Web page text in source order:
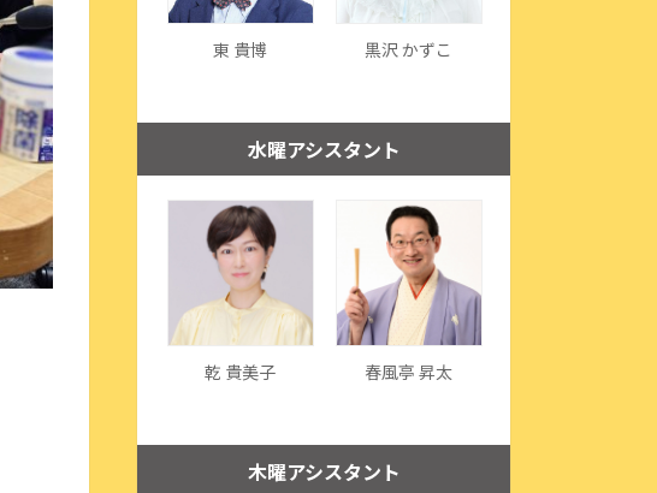
東 貴博 黒沢 かずこ
水曜アシスタント
乾 貴美子 春風亭 昇太
木曜アシスタント